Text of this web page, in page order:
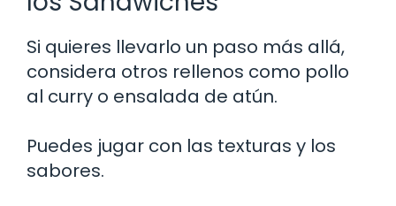
Si quieres llevarlo un paso más allá,
considera otros rellenos como pollo
al curry o ensalada de atún.
Puedes jugar con las texturas y los
sabores.